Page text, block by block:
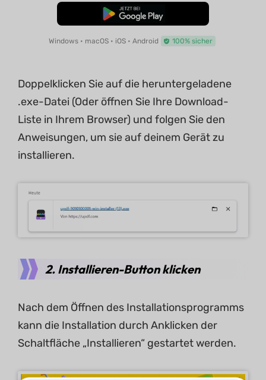
Kostenloser Download
Windows • macOS • iOS • Android 100% sicher
Doppelklicken Sie auf die heruntergeladene
.exe-Datei (Oder öffnen Sie Ihre Download-
Liste in Ihrem Browser) und folgen Sie den
Anweisungen, um sie auf deinem Gerät zu
installieren.
2. Installieren-Button klicken
Nach dem Öffnen des Installationsprogramms
kann die Installation durch Anklicken der
Schaltfläche „Installieren“ gestartet werden.